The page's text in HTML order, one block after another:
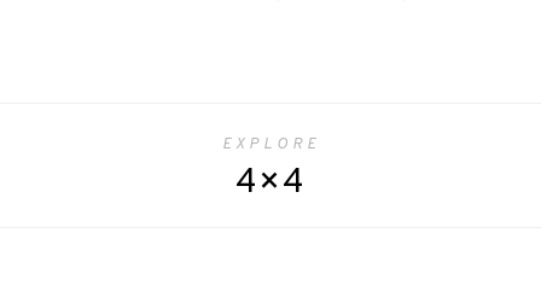
EXPLORE
4×4